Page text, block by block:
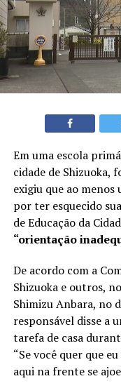
Em uma escola
cidade de Shizuoka,
exigiu que ao
por ter esquecido
de Educação da
“orientação
De acordo com a
Shizuoka e outros,
Shimizu Anbara, no
responsável disse a
tarefa de casa
“Se você quer que
aqui na frente se